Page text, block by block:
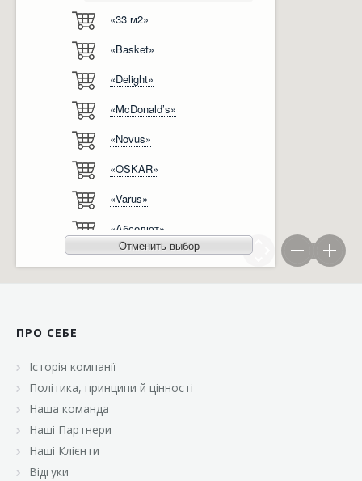
Ліцензії, сертифікати, дипломи
Автоматизація
Модернізація
«33 м2»
«Basket»
«Delight»
«McDonald’s»
«Novus»
«OSKAR»
«Varus»
«Абсолют»
«Агро-Овен»
«Велмарт»
Отменить выбор
ПРО СЕБЕ
Історія компанії
Політика, принципи й цінності
Наша команда
Наші Партнери
Наші Клієнти
Відгуки